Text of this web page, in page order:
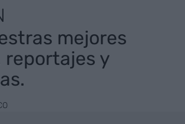
mejores
reportajes y